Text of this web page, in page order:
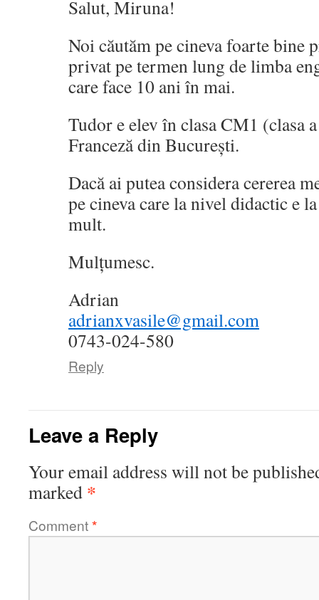
Salut, Miruna!
Noi căutăm pe cineva foarte bine
privat pe termen lung de limba
care face 10 ani în mai.
Tudor e elev în clasa CM1 (clasa
Franceză din București.
Dacă ai putea considera cererea
pe cineva care la nivel didactic e
mult.
Mulțumesc.
Adrian
adrianxvasile@gmail.com
0743-024-580
Reply
Leave a Reply
Your email address will not be
marked *
Comment*